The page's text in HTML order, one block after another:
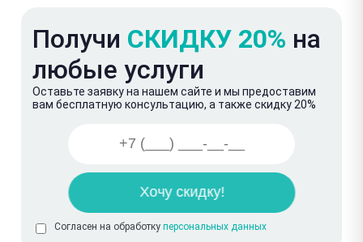
Получи СКИДКУ 20% на
любые услуги
Оставьте заявку на нашем сайте и мы предоставим
вам бесплатную консультацию, а также скидку 20%
Согласен на обработку персональных данных